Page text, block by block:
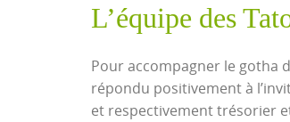
L’équipe des
Pour accompagner le gotha
répondu positivement à
et respectivement trésorier